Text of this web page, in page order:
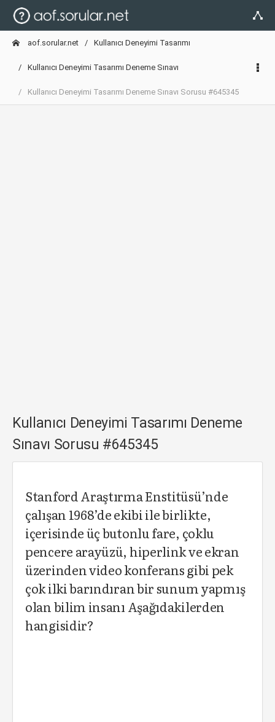
aof.sorular.net Kullanıcı Deneyimi Tasarımı
Kullanıcı Deneyimi Tasarımı Deneme Sınavı
Kullanıcı Deneyimi Tasarımı Deneme Sınavı Sorusu #645345
Kullanıcı Deneyimi Tasarımı Deneme
Sınavı Sorusu #645345
Stanford Araştırma Enstitüsü’nde
çalışan 1968’de ekibi ile birlikte,
içerisinde üç butonlu fare, çoklu
pencere arayüzü, hiperlink ve ekran
üzerinden video konferans gibi pek
çok ilki barındıran bir sunum yapmış
olan bilim insanı Aşağıdakilerden
hangisidir?